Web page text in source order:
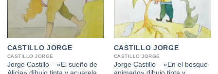
CASTILLO JORGE
CASTILLO JORGE
Jorge Castillo – «El sueño de
CASTILLO JORGE
CASTILLO JORGE
Jorge Castillo – «En el bosque